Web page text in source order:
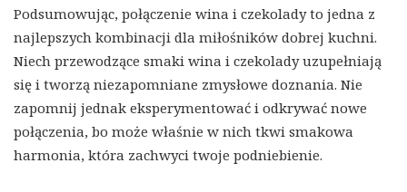
Podsumowując, połączenie wina i czekolady to jedna z
najlepszych kombinacji dla miłośników dobrej kuchni.
Niech przewodzące smaki wina i czekolady uzupełniają
się i tworzą niezapomniane zmysłowe doznania. Nie
zapomnij jednak eksperymentować i odkrywać nowe
połączenia, bo może właśnie w nich tkwi smakowa
harmonia, która zachwyci twoje podniebienie.